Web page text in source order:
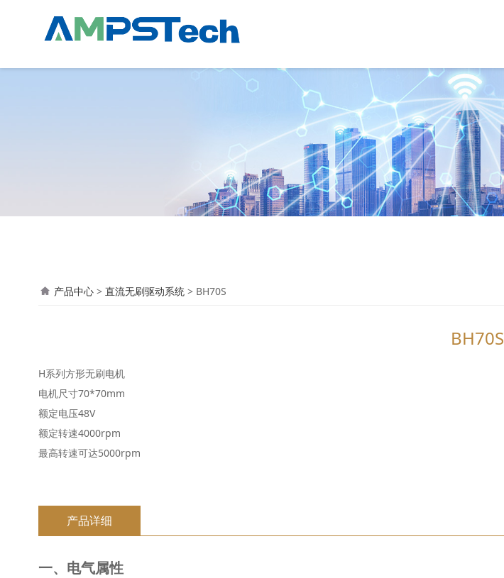
BH70S
产品中心> 直流无刷驱动系统> BH70S
BH70S
H系列方形无刷电机
电机尺寸70*70mm
额定电压48V
额定转速4000rpm
最高转速可达5000rpm
产品详细
一、电气属性